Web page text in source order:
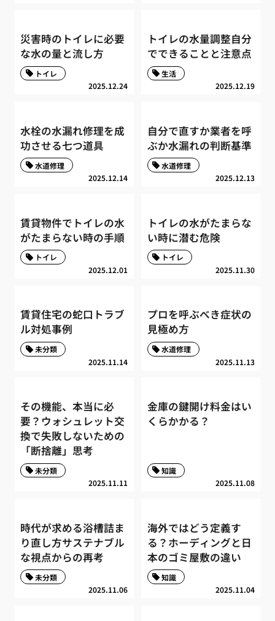
災害時のトイレに必要
な水の量と流し方
2025.12.24
トイレ
トイレの水量調整自分
でできることと注意点
2025.12.19
生活
水栓の水漏れ修理を成
功させる七つ道具
2025.12.14
水道修理
自分で直すか業者を呼
ぶか水漏れの判断基準
2025.12.13
水道修理
賃貸物件でトイレの水
がたまらない時の手順
2025.12.01
トイレ
トイレの水がたまらな
い時に潜む危険
2025.11.30
トイレ
賃貸住宅の蛇口トラブ
ル対処事例
2025.11.14
未分類
プロを呼ぶべき症状の
見極め方
2025.11.13
水道修理
その機能、本当に必
要？ウォシュレット交
換で失敗しないための
「断捨離」思考
2025.11.11
未分類
金庫の鍵開け料金はい
くらかかる？
2025.11.08
知識
時代が求める浴槽詰ま
り直し方サステナブル
な視点からの再考
2025.11.06
未分類
海外ではどう定義す
る？ホーディングと日
本のゴミ屋敷の違い
2025.11.04
知識